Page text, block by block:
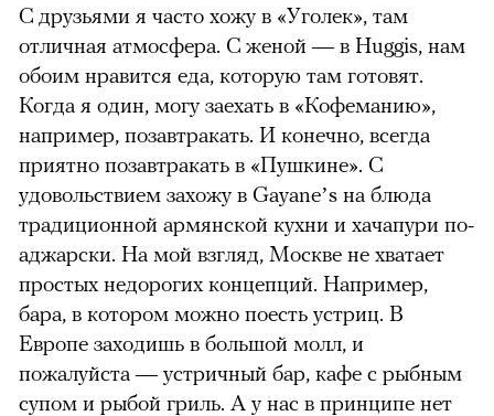
С друзьями я часто хожу в «Уголек», там
отличная атмосфера. С женой — в Huggis, нам
обоим нравится еда, которую там готовят.
Когда я один, могу заехать в «Кофеманию»,
например, позавтракать. И конечно, всегда
приятно позавтракать в «Пушкине». С
удовольствием захожу в Gayane’s на блюда
традиционной армянской кухни и хачапури по-
аджарски. На мой взгляд, Москве не хватает
простых недорогих концепций. Например,
бара, в котором можно поесть устриц. В
Европе заходишь в большой молл, и
пожалуйста — устричный бар, кафе с рыбным
супом и рыбой гриль. А у нас в принципе нет